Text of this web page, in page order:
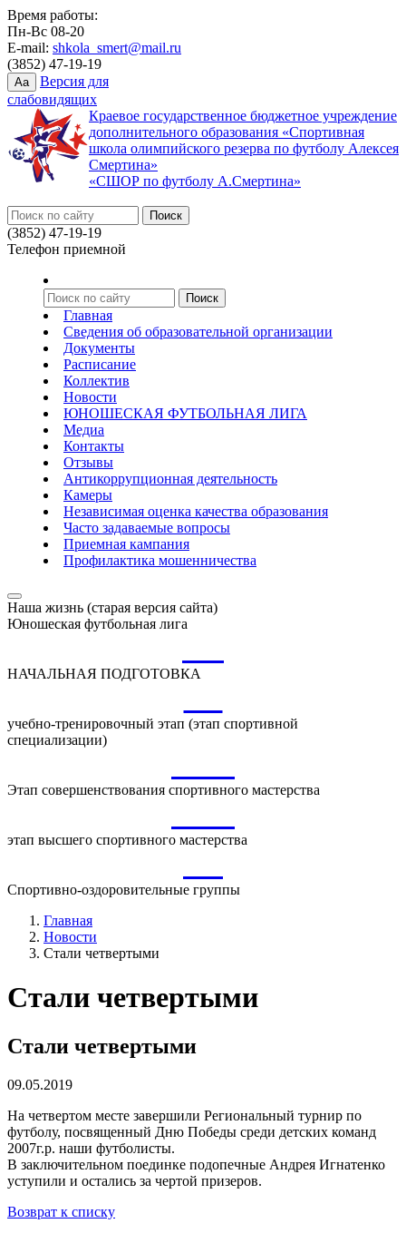
Время работы:
Пн-Вс 08-20
E-mail: shkola_smert@mail.ru
(3852) 47-19-19
Aa
Версия для
слабовидящих
Краевое государственное бюджетное учреждение
дополнительного образования «Спортивная
школа олимпийского резерва по футболу Алексея
Смертина»
«СШОР по футболу А.Смертина»
(3852) 47-19-19
Телефон приемной
Главная
Сведения об образовательной организации
Документы
Расписание
Коллектив
Новости
ЮНОШЕСКАЯ ФУТБОЛЬНАЯ ЛИГА
Медиа
Контакты
Отзывы
Антикоррупционная деятельность
Камеры
Независимая оценка качества образования
Часто задаваемые вопросы
Приемная кампания
Профилактика мошенничества
Наша жизнь (старая версия сайта)
Юношеская футбольная лига
НАЧАЛЬНАЯ ПОДГОТОВКА
учебно-тренировочный этап (этап спортивной
специализации)
Этап совершенствования спортивного мастерства
этап высшего спортивного мастерства
Спортивно-оздоровительные группы
Главная
Новости
Стали четвертыми
Стали четвертыми
Стали четвертыми
09.05.2019
На четвертом месте завершили Региональный турнир по
футболу, посвященный Дню Победы среди детских команд
2007г.р. наши футболисты.
В заключительном поединке подопечные Андрея Игнатенко
уступили и остались за чертой призеров.
Возврат к списку